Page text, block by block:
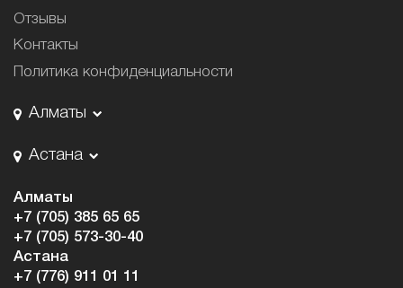
Отзывы
Контакты
Политика конфиденциальности
Алматы
Астана
Алматы
+7 (705) 385 65 65
+7 (705) 573-30-40
Астана
+7 (776) 911 01 11